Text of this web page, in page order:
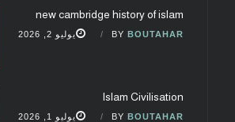
new cambridge history of islam
BY BOUTAHAR يوليو 2, 2026
Islam Civilisation
BY BOUTAHAR يوليو 1, 2026